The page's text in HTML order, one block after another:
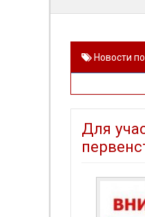
Новости
Для